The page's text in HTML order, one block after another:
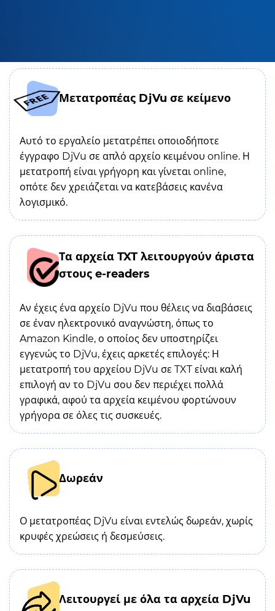
Μετατροπέας DjVu σε κείμενο
Αυτό το εργαλείο μετατρέπει οποιοδήποτε
έγγραφο DjVu σε απλό αρχείο κειμένου online. Η
μετατροπή είναι γρήγορη και γίνεται online,
οπότε δεν χρειάζεται να κατεβάσεις κανένα
λογισμικό.
Τα αρχεία TXT λειτουργούν άριστα
στους e-readers
Αν έχεις ένα αρχείο DjVu που θέλεις να διαβάσεις
σε έναν ηλεκτρονικό αναγνώστη, όπως το
Amazon Kindle, ο οποίος δεν υποστηρίζει
εγγενώς το DjVu, έχεις αρκετές επιλογές: Η
μετατροπή του αρχείου DjVu σε TXT είναι καλή
επιλογή αν το DjVu σου δεν περιέχει πολλά
γραφικά, αφού τα αρχεία κειμένου φορτώνουν
γρήγορα σε όλες τις συσκευές.
Δωρεάν
Ο μετατροπέας DjVu είναι εντελώς δωρεάν, χωρίς
κρυφές χρεώσεις ή δεσμεύσεις.
Λειτουργεί με όλα τα αρχεία DjVu